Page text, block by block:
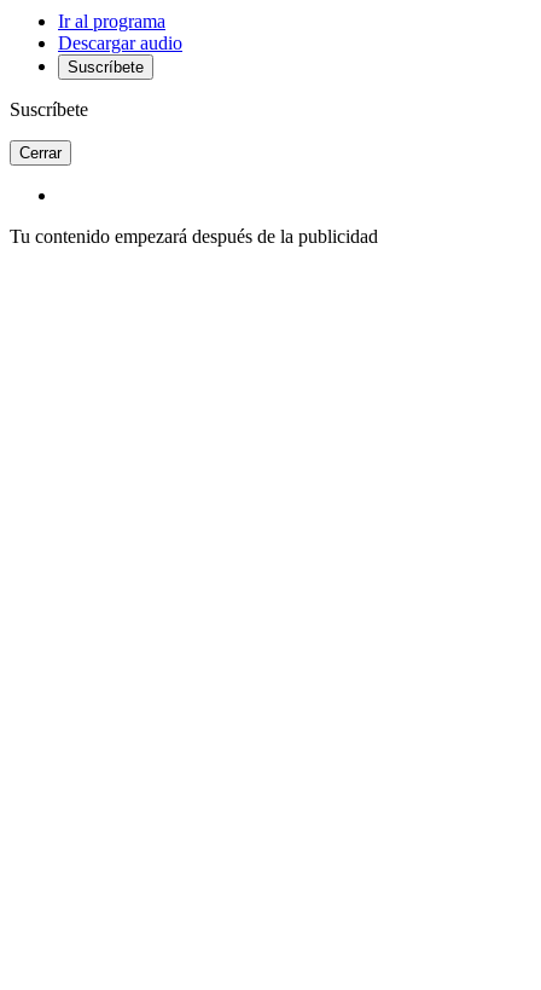
Ir al programa
Descargar audio
Suscríbete
Suscríbete
Cerrar
Tu contenido empezará después de la publicidad